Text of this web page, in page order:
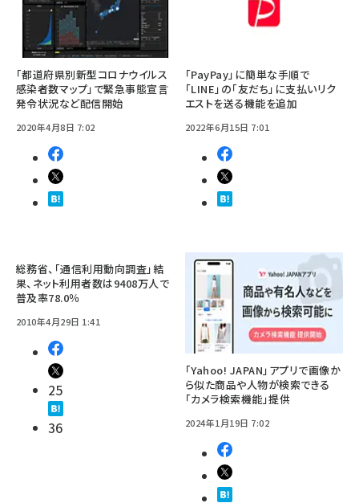
「都道府県別新型コロナウイルス
感染者数マップ」で緊急事態宣言
発令状況など配信開始
2020年4月8日 7:02
「PayPay」に簡単な手順で
「LINE」の「友だち」に支払いリク
エストを送る機能を追加
2022年6月15日 7:01
総務省、「通信利用動向調査」結
果、ネット利用者数は9408万人で
普及率78.0％
2010年4月29日 1:41
25
36
「Yahoo! JAPAN」アプリで画像か
ら似た商品や人物が検索できる
「カメラ検索機能」提供
2024年1月19日 7:02